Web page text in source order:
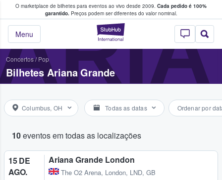
O marketplace de bilhetes para eventos ao vivo desde 2009. Cada pedido é 100%
garantido.Preços podem ser diferentes do valor nominal.
StubHub – onde
Menu
fãs compram e vendem bilhetes
Concertos/ Pop
Bilhetes Ariana Grande
Columbus, OH Todas as datas Ordenar por
10eventos em todas as localizações
15 DE
AGO.
Ariana Grande London
The O2 Arena, London, LND, GB